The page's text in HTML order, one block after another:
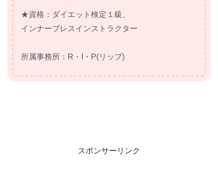
★資格：ダイエット検定１級、
インナーブレスインストラクター
所属事務所：R・I・P(リップ)
スポンサーリンク